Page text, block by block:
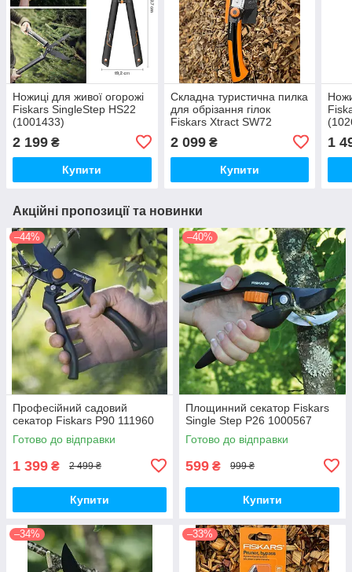
Ножиці для живої огорожі
Fiskars SingleStep HS22
(1001433)
2 199 ₴
Купити
Складна туристична пилка
для обрізання гілок
Fiskars Xtract SW72
2 099₴
Купити
1
Акційні пропозиції та новинки
–44%
Професійний садовий
секатор Fiskars P90 111960
Готово до відправки
1 399 ₴ 2 499 ₴
Купити
–40%
Площинний секатор Fiskars
Single Step P26 1000567
Готово до відправки
599 ₴ 999 ₴
Купити
–34% –33%